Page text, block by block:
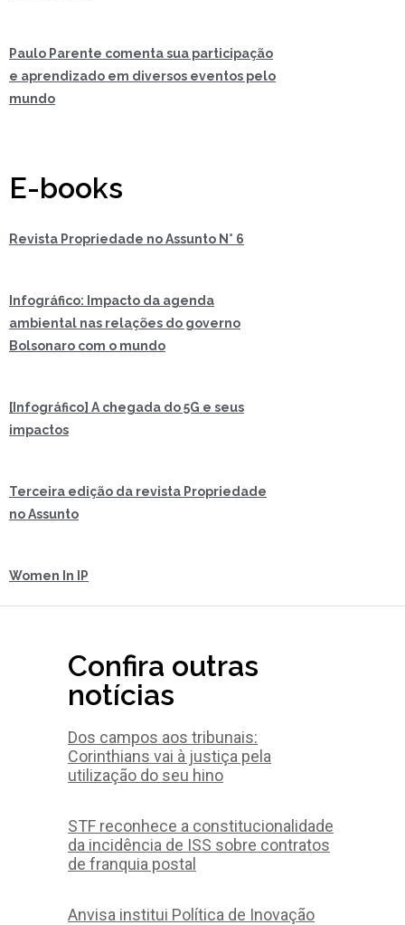
Paulo Parente comenta sua participação
e aprendizado em diversos eventos pelo
mundo
E-books
Revista Propriedade no Assunto N° 6
Infográfico: Impacto da agenda
ambiental nas relações do governo
Bolsonaro com o mundo
[Infográfico] A chegada do 5G e seus
impactos
Terceira edição da revista Propriedade
no Assunto
Women In IP
Confira outras
notícias
Dos campos aos tribunais:
Corinthians vai à justiça pela
utilização do seu hino
STF reconhece a constitucionalidade
da incidência de ISS sobre contratos
de franquia postal
Anvisa institui Política de Inovação